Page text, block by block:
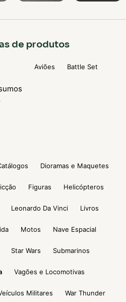
de produtos
Aviões Battle Set
Dioramas e Maquetes
Figuras Helicópteros
Leonardo Da Vinci Livros
Motos Nave Espacial
Star Wars Submarinos
Vagões e Locomotivas
Militares War Thunder